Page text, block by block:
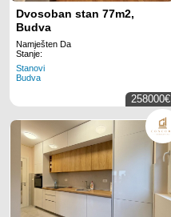
Dvosoban stan 77m2,
Budva
Namješten Da
Stanje:
Stanovi
Budva
258000€